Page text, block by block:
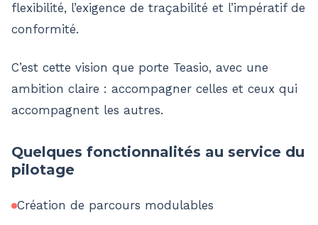
flexibilité, l’exigence de traçabilité et l’impératif de
conformité.
C’est cette vision que porte Teasio, avec une
ambition claire : accompagner celles et ceux qui
accompagnent les autres.
Quelques fonctionnalités au service du
pilotage
Création de parcours modulables